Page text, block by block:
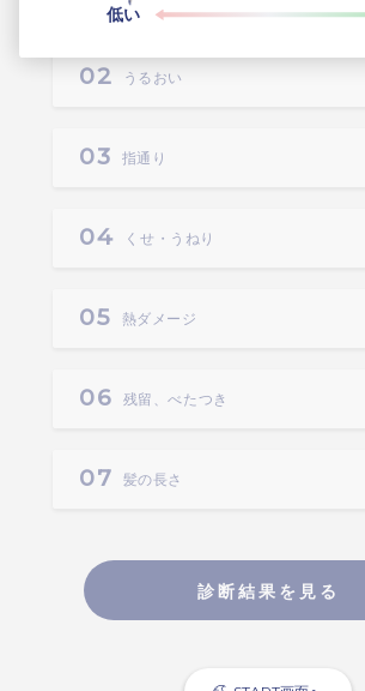
低い
うるおい
指通り
くせ・うねり
熱ダメージ
残留、べたつき
髪の長さ
診断結果を見る